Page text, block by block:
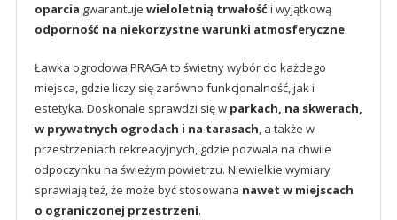
oparcia gwarantuje wieloletnią trwałośći wyjątkową
odporność na niekorzystne warunki atmosferyczne.
Ławka ogrodowa PRAGA to świetny wybór do każdego
miejsca, gdzie liczy się zarówno funkcjonalność, jak i
estetyka. Doskonale sprawdzi się w parkach, na skwerach,
w prywatnych ogrodach i na tarasach, a także w
przestrzeniach rekreacyjnych, gdzie pozwala na chwile
odpoczynku na świeżym powietrzu. Niewielkie wymiary
sprawiają też, że może być stosowana nawet w miejscach
o ograniczonej przestrzeni.